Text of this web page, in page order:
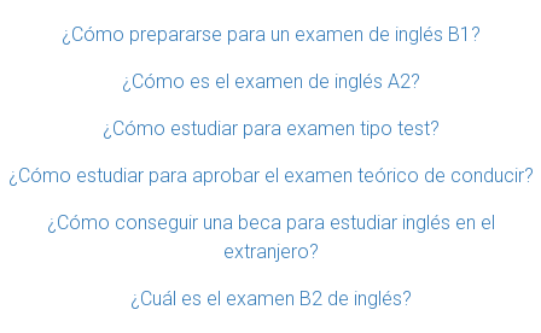
¿Cómo prepararse para un examen de inglés B1?
¿Cómo es el examen de inglés A2?
¿Cómo estudiar para examen tipo test?
¿Cómo estudiar para aprobar el examen teórico de conducir?
¿Cómo conseguir una beca para estudiar inglés en el
extranjero?
¿Cuál es el examen B2 de inglés?